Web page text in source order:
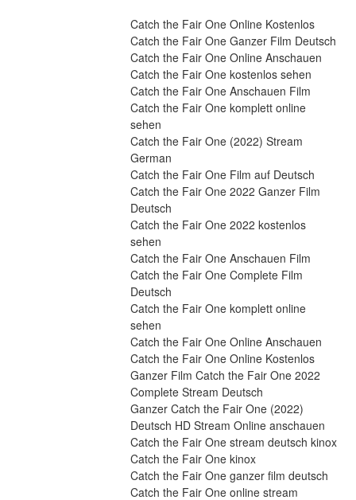
Catch the Fair One Online Kostenlos
Catch the Fair One Ganzer Film Deutsch
Catch the Fair One Online Anschauen
Catch the Fair One kostenlos sehen
Catch the Fair One Anschauen Film
Catch the Fair One komplett online
sehen
Catch the Fair One (2022) Stream
German
Catch the Fair One Film auf Deutsch
Catch the Fair One 2022 Ganzer Film
Deutsch
Catch the Fair One 2022 kostenlos
sehen
Catch the Fair One Anschauen Film
Catch the Fair One Complete Film
Deutsch
Catch the Fair One komplett online
sehen
Catch the Fair One Online Anschauen
Catch the Fair One Online Kostenlos
Ganzer Film Catch the Fair One 2022
Complete Stream Deutsch
Ganzer Catch the Fair One (2022)
Deutsch HD Stream Online anschauen
Catch the Fair One stream deutsch kinox
Catch the Fair One kinox
Catch the Fair One ganzer film deutsch
Catch the Fair One online stream